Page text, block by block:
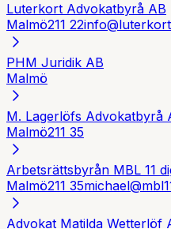
Luterkort Advokatbyrå AB
Malmö211 22
PHM Juridik AB
Malmö
M. Lagerlöfs Advokatbyrå
Malmö211 35
Arbetsrättsbyrån MBL 11
Malmö211 35
Advokat Matilda Wetterlöf